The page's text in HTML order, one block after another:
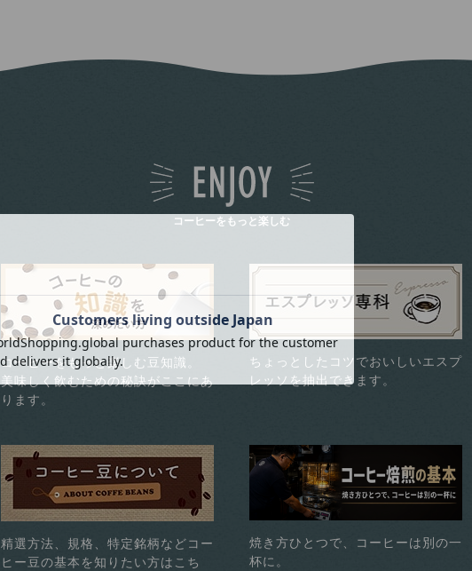
コーヒーをもっと楽しむ
コーヒーをもっと楽しむ豆知識。
美味しく飲むための秘訣がここにあ
ります。
ちょっとしたコツでおいしいエスプ
レッソを抽出できます。
精選方法、規格、特定銘柄などコー
ヒー豆の基本を知りたい方はこち
焼き方ひとつで、コーヒーは別の一
杯に。